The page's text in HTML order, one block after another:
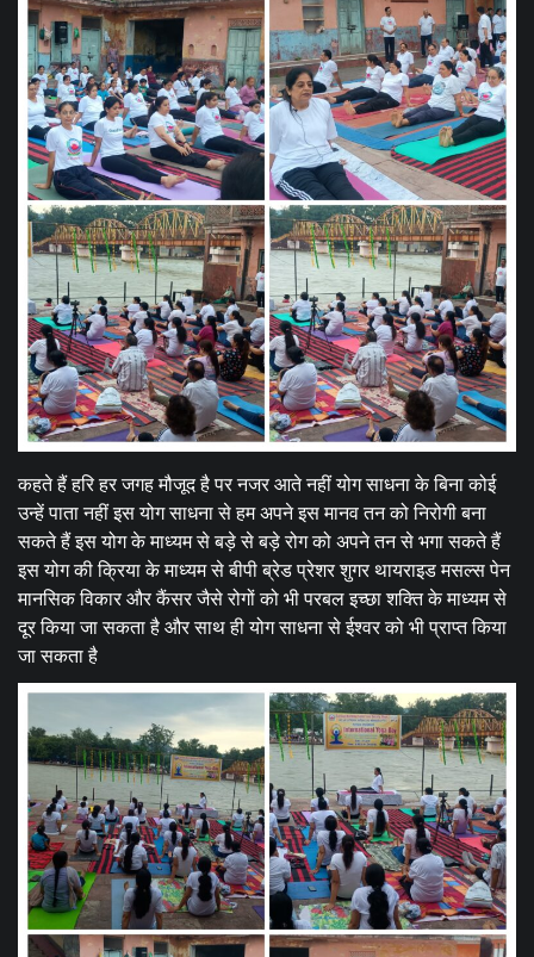
कहते हैं हरि हर जगह मौजूद है पर नजर आते नहीं योग साधना के बिना कोई
उन्हें पाता नहीं इस योग साधना से हम अपने इस मानव तन को निरोगी बना
सकते हैं इस योग के माध्यम से बड़े से बड़े रोग को अपने तन से भगा सकते हैं
इस योग की क्रिया के माध्यम से बीपी ब्रेड प्रेशर शुगर थायराइड मसल्स पेन
मानसिक विकार और कैंसर जैसे रोगों को भी परबल इच्छा शक्ति के माध्यम से
दूर किया जा सकता है और साथ ही योग साधना से ईश्वर को भी प्राप्त किया
जा सकता है